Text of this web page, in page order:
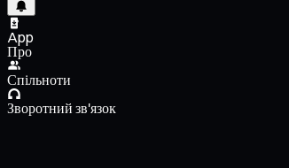
App
Про
Спільноти
Зворотний зв'язок